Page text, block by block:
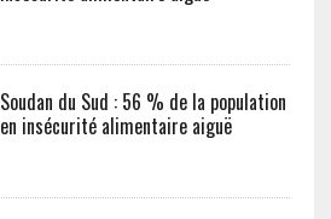
Soudan du Sud : 56 % de la population
en insécurité alimentaire aiguë